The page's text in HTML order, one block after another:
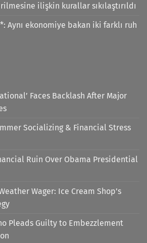
ilişkin kurallar sıkılaştırıldı
Aynı ekonomiye bakan iki farklı ruh
Faces Backlash After Major
Socializing & Financial Stress
Ruin Over Obama Presidential
Wager: Ice Cream Shop’s
Pleads Guilty to Embezzlement